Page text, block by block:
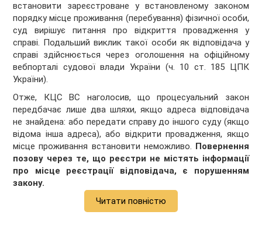
встановити зареєстроване у встановленому законом
порядку місце проживання (перебування) фізичної особи,
суд вирішує питання про відкриття провадження у
справі. Подальший виклик такої особи як відповідача у
справі здійснюється через оголошення на офіційному
вебпорталі судової влади України (ч. 10 ст. 185 ЦПК
України).
Отже, КЦС ВС наголосив, що процесуальний закон
передбачає лише два шляхи, якщо адреса відповідача
не знайдена: або передати справу до іншого суду (якщо
відома інша адреса), або відкрити провадження, якщо
місце проживання встановити неможливо. Повернення
позову через те, що реєстри не містять інформації
про місце реєстрації відповідача, є порушенням
закону.
Читати повністю